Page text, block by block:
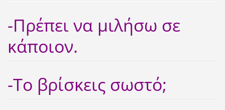
-Πρέπει να μιλήσω σε
κάποιον.
-Το βρίσκεις σωστό;